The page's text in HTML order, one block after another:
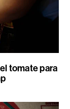
tomate para